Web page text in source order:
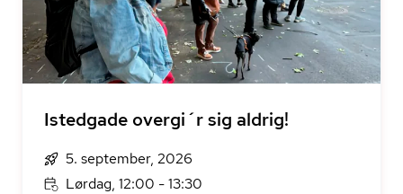
Istedgade overgi´r sig aldrig!
5. september, 2026
Lørdag, 12:00 - 13:30